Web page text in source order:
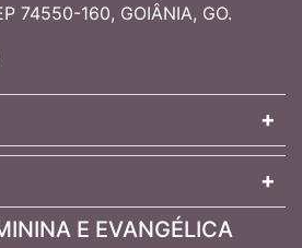
74550-160, GOIÂNIA, GO.
E EVANGÉLICA